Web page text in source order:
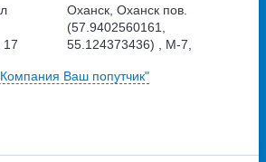
17
Оханск, Оханск пов.
(57.9402560161,
55.124373436)
, М-7,
Ваш попутчик"